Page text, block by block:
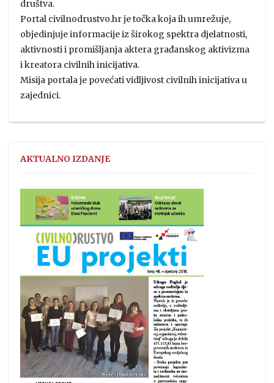
društva.
Portal civilnodrustvo.hr je točka koja ih umrežuje,
objedinjuje informacije iz širokog spektra djelatnosti,
aktivnosti i promišljanja aktera građanskog aktivizma
i kreatora civilnih inicijativa.
Misija portala je povećati vidljivost civilnih inicijativa u
zajednici.
AKTUALNO IZDANJE